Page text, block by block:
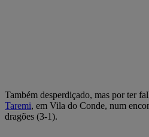
Também desperdiçado, mas por ter
Taremi, em Vila do Conde, num
dragões (3-1).